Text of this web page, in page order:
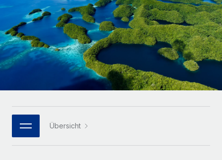
INFRASTRUKTUR
Remote Embedded
Nahtlose Integration der HR in bestehende Abläufe
Integrierte HR-Kernfunktionen für dein Team
MCP
Integrationen
Unternehmen
Mittelstand
Maßgeschneiderte HR-Lösungen, um Teams zu
vergrößern
Enterprise
Globale HR für Konzerne und Großunternehmen
PARTNER WERDEN
Flexible Einbettung von Global-HR-Funktionen in deine
LERNEN MIT REMOTE
Forschung und Leitfäden
Fallstudien
Bibliothek für Stellenbeschreibungen
Webinare
Deutsch
Español
Italiano
Português (Portugal)
한국어 Übersicht